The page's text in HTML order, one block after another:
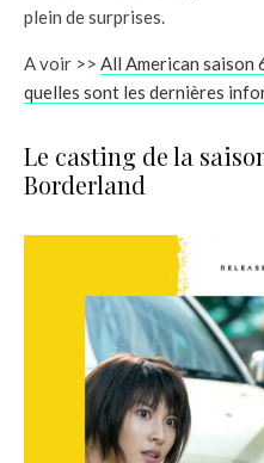
plein de surprises.
A voir >> All American saison
quelles sont les dernières
Le casting de la
Borderland